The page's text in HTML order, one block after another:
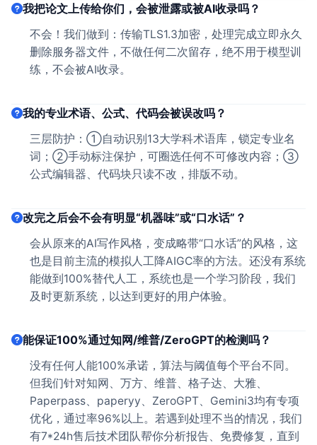
我把论文上传给你们，会被泄露或被AI收录吗？
不会！我们做到：传输TLS1.3加密，处理完成立即永久
删除服务器文件，不做任何二次留存，绝不用于模型训
练，不会被AI收录。
我的专业术语、公式、代码会被误改吗？
三层防护：①自动识别13大学科术语库，锁定专业名
词；②手动标注保护，可圈选任何不可修改内容；③
公式编辑器、代码块只读不改，排版不动。
改完之后会不会有明显“机器味”或“口水话”？
会从原来的AI写作风格，变成略带“口水话”的风格，这
也是目前主流的模拟人工降AIGC率的方法。还没有系统
能做到100%替代人工，系统也是一个学习阶段，我们
及时更新系统，以达到更好的用户体验。
能保证100%通过知网/维普/ZeroGPT的检测吗？
没有任何人能100%承诺，算法与阈值每个平台不同。
但我们针对知网、万方、维普、格子达、大雅、
Paperpass、paperyy、ZeroGPT、Gemini3均有专项
优化，通过率96%以上。若遇到处理不当的情况，我们
有7*24h售后技术团队帮你分析报告、免费修复，直到